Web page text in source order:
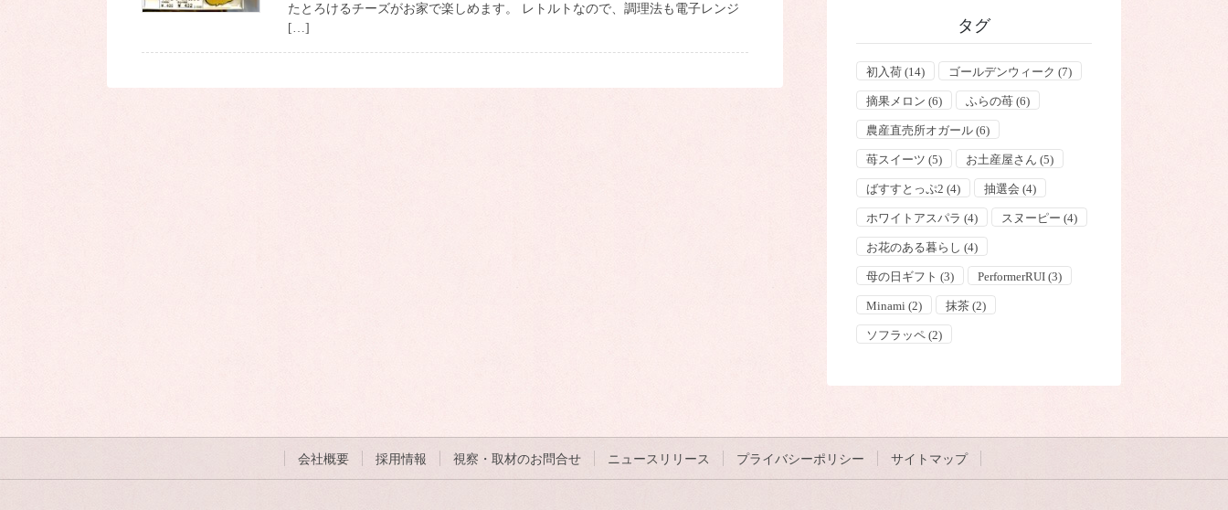
たとろけるチーズがお家で楽しめます。 レトルトなので、調理法も電子レンジ
[…]
タグ
初入荷 (14) ゴールデンウィーク (7)
摘果メロン (6) ふらの苺 (6)
農産直売所オガール (6)
苺スイーツ (5) お土産屋さん (5)
ばすすとっぷ2 (4) 抽選会 (4)
ホワイトアスパラ (4) スヌーピー (4)
お花のある暮らし (4)
母の日ギフト (3) PerformerRUI (3)
Minami (2) 抹茶 (2)
ソフラッペ (2)
会社概要 採用情報 視察・取材のお問合せ ニュースリリース プライバシーポリシー サイトマップ